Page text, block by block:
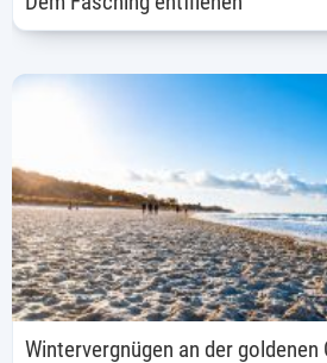
Wintervergnügen an der